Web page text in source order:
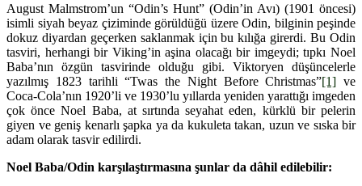
August Malmstrom’un “Odin’s Hunt” (Odin’in Avı) (1901 öncesi)
isimli siyah beyaz çiziminde görüldüğü üzere Odin, bilginin peşinde
dokuz diyardan geçerken saklanmak için bu kılığa girerdi. Bu Odin
tasviri, herhangi bir Viking’in aşina olacağı bir imgeydi; tıpkı Noel
Baba’nın özgün tasvirinde olduğu gibi. Viktoryen düşüncelerle
yazılmış 1823 tarihli “Twas the Night Before Christmas”[1] ve
Coca-Cola’nın 1920’li ve 1930’lu yıllarda yeniden yarattığı imgeden
çok önce Noel Baba, at sırtında seyahat eden, kürklü bir pelerin
giyen ve geniş kenarlı şapka ya da kukuleta takan, uzun ve sıska bir
adam olarak tasvir edilirdi.
Noel Baba/Odin karşılaştırmasına şunlar da dâhil edilebilir: